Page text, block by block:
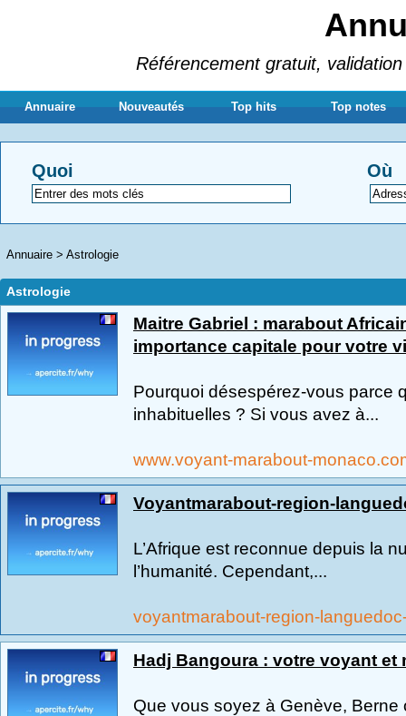
Référencement gratuit,
Annuaire Nouveautés Top hits Top notes
Quoi Où
Annuaire > Astrologie
Astrologie
Maitre Gabriel : marabout
importance capitale pour votre
Pourquoi désespérez-vous parce
inhabituelles ? Si vous avez à...
www.voyant-marabout-
Voyantmarabout-region-
L’Afrique est reconnue depuis la
l’humanité. Cependant,...
voyantmarabout-region-
Hadj Bangoura : votre voyant et
Que vous soyez à Genève,